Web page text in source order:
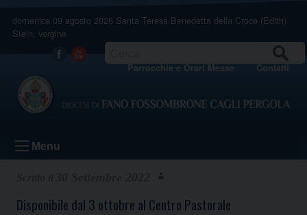
content
domenica 09 agosto 2026 Santa Teresa Benedetta della Croce (Edith)
Stein, vergine
Facebook
Youtube Parrocchie e Orari Messe Contatti
Menu
Disponibile dal 3 ottobre al Centro Pastorale